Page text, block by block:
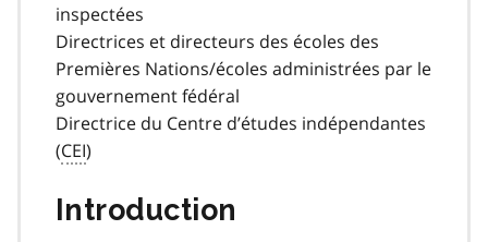
inspectées
Directrices et directeurs des écoles des
Premières Nations/écoles administrées par le
gouvernement fédéral
Directrice du Centre d’études indépendantes
(CEI)
Introduction